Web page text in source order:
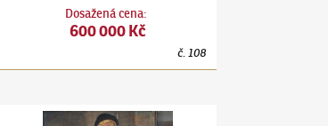
Dosažená cena:
600 000 Kč
č. 108
Jiří Kars(1880–1945)Sedící žena – Nora Kars